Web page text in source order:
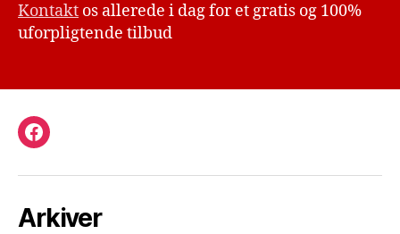
Kontakt os allerede i dag for et gratis og 100%
uforpligtende tilbud
Facebook
Arkiver